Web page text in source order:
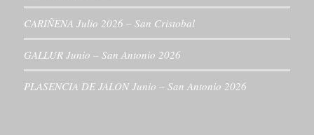
CARIÑENA Julio 2026 – San Cristobal
GALLUR Junio – San Antonio 2026
PLASENCIA DE JALON Junio – San Antonio 2026